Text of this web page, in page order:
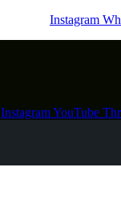
Instagram
InstagramYouTube